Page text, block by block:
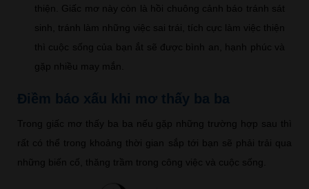
thiện. Giấc mơ này còn là hồi chuông cảnh báo tránh sát
sinh, tránh làm những việc sai trái, tích cực làm việc thiện
thì cuộc sống của bạn ắt sẽ được bình an, hạnh phúc và
gặp nhiều may mắn.
Điềm báo xấu khi mơ thấy ba ba
Trong giấc mơ thấy ba ba nếu gặp những trường hợp sau thì
rất có thể trong khoảng thời gian sắp tới bạn sẽ phải trải qua
những biến cố, thăng trầm trong công việc và cuộc sống.